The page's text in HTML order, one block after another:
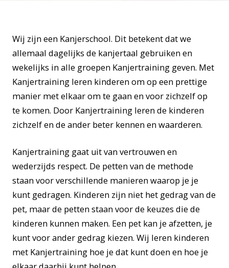
Wij zijn een Kanjerschool. Dit betekent dat we
allemaal dagelijks de kanjertaal gebruiken en
wekelijks in alle groepen Kanjertraining geven. Met
Kanjertraining leren kinderen om op een prettige
manier met elkaar om te gaan en voor zichzelf op
te komen. Door Kanjertraining leren de kinderen
zichzelf en de ander beter kennen en waarderen.
Kanjertraining gaat uit van vertrouwen en
wederzijds respect. De petten van de methode
staan voor verschillende manieren waarop je je
kunt gedragen. Kinderen zijn niet het gedrag van de
pet, maar de petten staan voor de keuzes die de
kinderen kunnen maken. Een pet kan je afzetten, je
kunt voor ander gedrag kiezen. Wij leren kinderen
met Kanjertraining hoe je dat kunt doen en hoe je